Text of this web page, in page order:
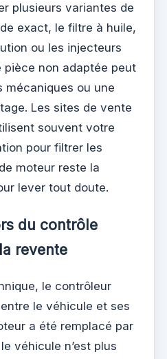
plusieurs variantes de
exact, le filtre à huile,
ou les injecteurs
pièce non adaptée peut
mécaniques ou une
Les sites de vente
souvent votre
pour filtrer les
moteur reste la
lever tout doute.
du contrôle
revente
le contrôleur
le véhicule et ses
a été remplacé par
véhicule n’est plus